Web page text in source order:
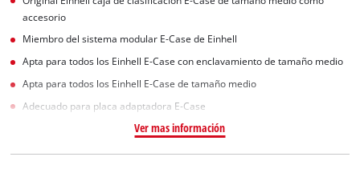
accesorio
Miembro del sistema modular E-Case de Einhell
Apta para todos los Einhell E-Case con enclavamiento de tamaño medio
Apta para todos los Einhell E-Case de tamaño medio
Adecuado para placa adaptadora E-Case
Ver mas información